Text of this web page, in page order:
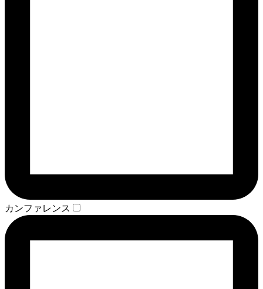
カンファレンス